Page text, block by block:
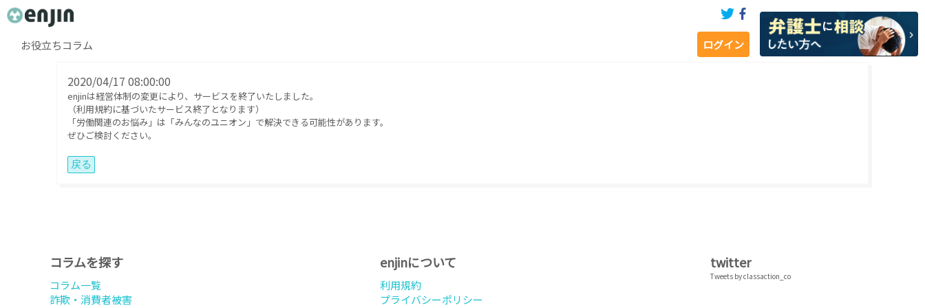
お役立ちコラム ログイン
2020/04/17 08:00:00
enjinは経営体制の変更により、サービスを終了いたしました。
（利用規約に基づいたサービス終了となります）
「労働関連のお悩み」は「みんなのユニオン」で解決できる可能性があります。
ぜひご検討ください。
コラムを探す
コラム一覧
詐欺・消費者被害
enjinについて
利用規約
プライバシーポリシー
twitter
Tweets by classaction_co